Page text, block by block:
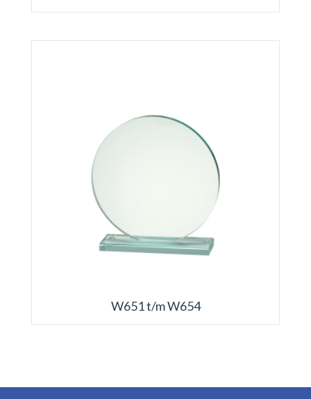
W651 t/m W654